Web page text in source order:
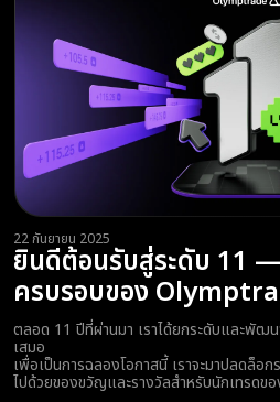
22 กันยายน 2025
ยินดีต้อนรับสู่ระดับ 11
ครบรอบของ
ตลอด 11 ปีที่ผ่านมา เราได้ยกระดับและพัฒ
เสมอ
เพื่อเป็นการฉลองโอกาสนี้ เราจะมาปลดล็อ
ไปด้วยของขวัญและรางวัลสำหรับนักเทรดขอ